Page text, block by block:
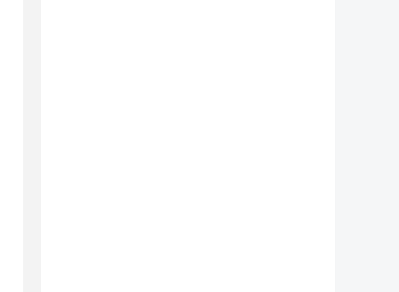
否存在，存在返回联系人坐在的下标值，不存在
函数实现